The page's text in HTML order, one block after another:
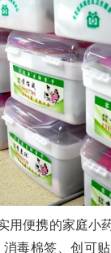
用便携的家庭小
毒棉签、创可